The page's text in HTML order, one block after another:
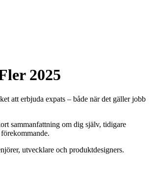
2025
att erbjuda expats – både när det gäller jobb
sammanfattning om dig själv, tidigare
utvecklare och produktdesigners.